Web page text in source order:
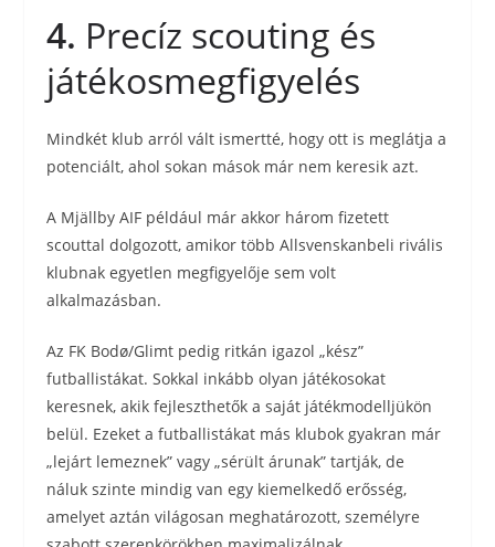
4. Precíz scouting és
játékosmegfigyelés
Mindkét klub arról vált ismertté, hogy ott is meglátja a
potenciált, ahol sokan mások már nem keresik azt.
A Mjällby AIF például már akkor három fizetett
scouttal dolgozott, amikor több Allsvenskanbeli rivális
klubnak egyetlen megfigyelője sem volt
alkalmazásban.
Az FK Bodø/Glimt pedig ritkán igazol „kész”
futballistákat. Sokkal inkább olyan játékosokat
keresnek, akik fejleszthetők a saját játékmodelljükön
belül. Ezeket a futballistákat más klubok gyakran már
„lejárt lemeznek” vagy „sérült árunak” tartják, de
náluk szinte mindig van egy kiemelkedő erősség,
amelyet aztán világosan meghatározott, személyre